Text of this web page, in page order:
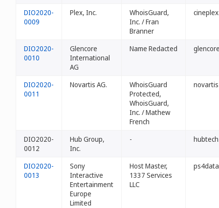
DIO2020-
0009
Plex, Inc.
WhoisGuard,
Inc. / Fran
Branner
DIO2020-
0010
Glencore
International
AG
Name Redacted
DIO2020-
0011
Novartis AG.
WhoisGuard
Protected,
WhoisGuard,
Inc. / Mathew
French
DIO2020-
0012
Hub Group,
Inc.
-
DIO2020-
0013
Sony
Interactive
Entertainment
Europe
Limited
Host Master,
1337 Services
LLC